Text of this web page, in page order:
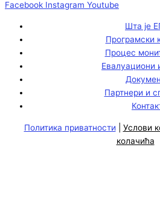
Facebook Instagram Youtube
Шта је
Програмски
Процес
Евалуациони
Партнери и
Политика приватности Услови
колачића